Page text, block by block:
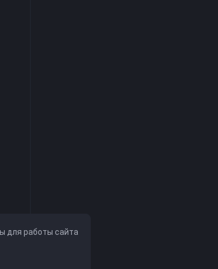
для работы сайта